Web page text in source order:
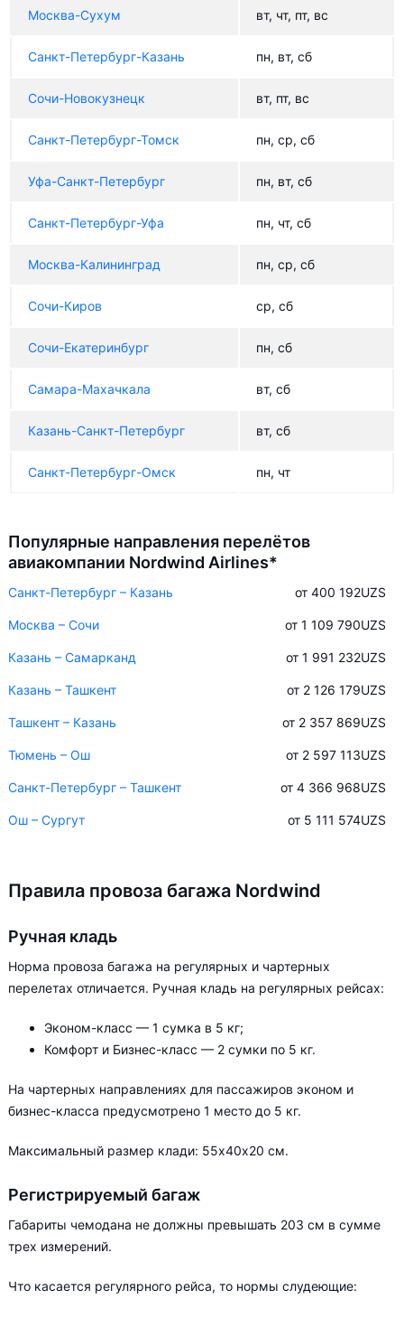
Москва-Сухум вт, чт, пт, вс
Санкт-Петербург-Казань пн, вт, сб
Сочи-Новокузнецк вт, пт, вс
Санкт-Петербург-Томск пн, ср, сб
Уфа-Санкт-Петербург пн, вт, сб
Санкт-Петербург-Уфа пн, чт, сб
Москва-Калининград пн, ср, сб
Сочи-Киров ср, сб
Сочи-Екатеринбург пн, сб
Самара-Махачкала вт, сб
Казань-Санкт-Петербург вт, сб
Санкт-Петербург-Омск пн, чт
Популярные направления перелётов
авиакомпании Nordwind Airlines*
Санкт-Петербург – Казань от 400 192UZS
Москва – Сочи от 1 109 790UZS
Казань – Самарканд от 1 991 232UZS
Казань – Ташкент от 2 126 179UZS
Ташкент – Казань от 2 357 869UZS
Тюмень – Ош от 2 597 113UZS
Санкт-Петербург – Ташкент от 4 366 968UZS
Ош – Сургут от 5 111 574UZS
Правила провоза багажа Nordwind
Ручная кладь
Норма провоза багажа на регулярных и чартерных
перелетах отличается. Ручная кладь на регулярных рейсах:
Эконом-класс — 1 сумка в 5 кг;
Комфорт и Бизнес-класс — 2 сумки по 5 кг.
На чартерных направлениях для пассажиров эконом и
бизнес-класса предусмотрено 1 место до 5 кг.
Максимальный размер клади: 55х40х20 см.
Регистрируемый багаж
Габариты чемодана не должны превышать 203 см в сумме
трех измерений.
Что касается регулярного рейса, то нормы слудеющие: